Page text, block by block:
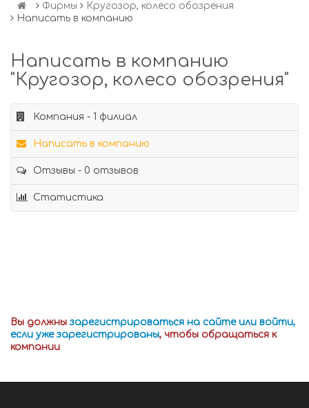
Фирмы
Кругозор, колесо обозрения
Написать в компанию
Написать в компанию
"Кругозор, колесо обозрения"
Компания - 1 филиал
Написать в компанию
Отзывы - 0 отзывов
Статистика
Вы должны зарегистрироваться на сайте или войти,
если уже зарегистрированы, чтобы обращаться к
компании